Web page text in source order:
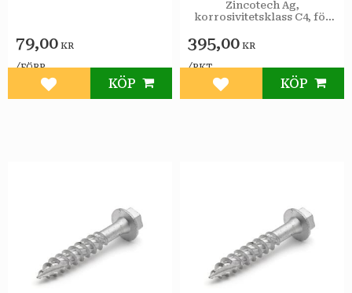
79,00 KR
/FÖRP
Lägg till i favoriter
KÖP
10x120 utv 50st/pkt
Zincotech Ag,
korrosivitetsklass C4, för
395,00 KR
/PKT
Lägg till i favoriter
KÖP